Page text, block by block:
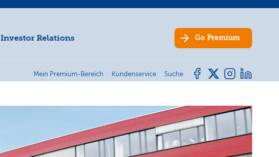
Investor Relations Go Premium
Mein Premium-Bereich Kundenservice Suche